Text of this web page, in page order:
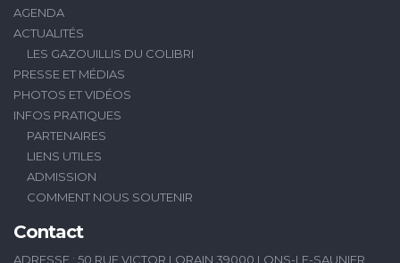
AGENDA
ACTUALITÉS
LES GAZOUILLIS DU COLIBRI
PRESSE ET MÉDIAS
PHOTOS ET VIDÉOS
INFOS PRATIQUES
PARTENAIRES
LIENS UTILES
ADMISSION
COMMENT NOUS SOUTENIR
Contact
ADRESSE : 50 RUE VICTOR LORAIN 39000 LONS-LE-SAUNIER